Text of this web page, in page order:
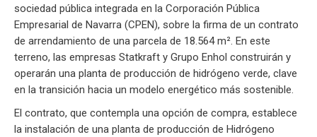
sociedad pública integrada en la Corporación Pública
Empresarial de Navarra (CPEN), sobre la firma de un contrato
de arrendamiento de una parcela de 18.564 m². En este
terreno, las empresas Statkraft y Grupo Enhol construirán y
operarán una planta de producción de hidrógeno verde, clave
en la transición hacia un modelo energético más sostenible.
El contrato, que contempla una opción de compra, establece
la instalación de una planta de producción de Hidrógeno